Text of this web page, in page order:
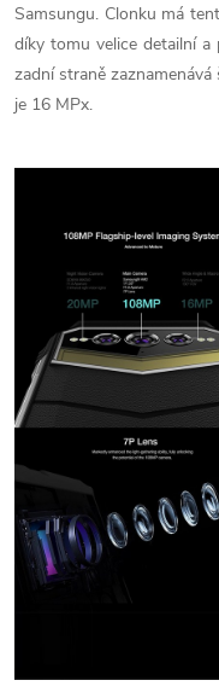
Samsungu. Clonku má
díky tomu velice detailní a
zadní straně
je 16 MPx.